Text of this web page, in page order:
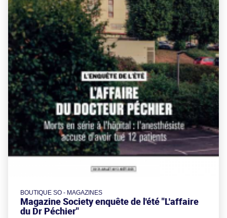
BOUTIQUE SO - MAGAZINES
Magazine Society enquête de l'été "L'affaire
du Dr Péchier"